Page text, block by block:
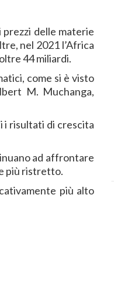
delle materie
nel 2021 l’Africa
44 miliardi.
come si è visto
M. Muchanga,
i risultati di crescita
ad affrontare
più ristretto.
più alto